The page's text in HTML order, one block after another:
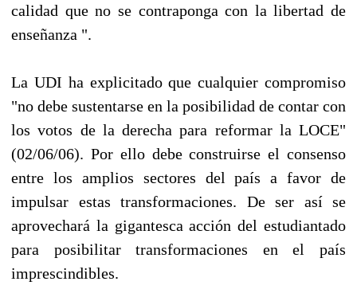
calidad que no se contraponga con la libertad de
enseñanza ".
La UDI ha explicitado que cualquier compromiso
"no debe sustentarse en la posibilidad de contar con
los votos de la derecha para reformar la LOCE"
(02/06/06). Por ello debe construirse el consenso
entre los amplios sectores del país a favor de
impulsar estas transformaciones. De ser así se
aprovechará la gigantesca acción del estudiantado
para posibilitar transformaciones en el país
imprescindibles.